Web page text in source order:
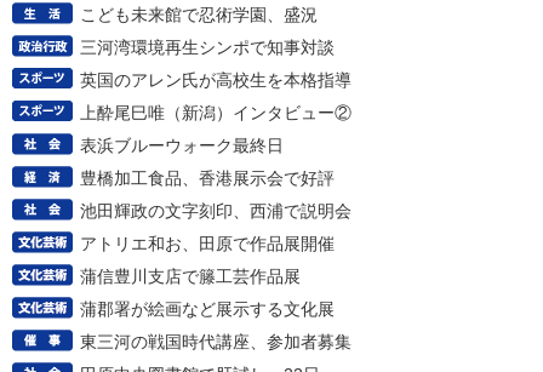
こども未来館で忍術学園、盛況
三河湾環境再生シンポで知事対談
英国のアレン氏が高校生を本格指導
上酔尾巳唯（新潟）インタビュー②
表浜ブルーウォーク最終日
豊橋加工食品、香港展示会で好評
池田輝政の文字刻印、西浦で説明会
アトリエ和お、田原で作品展開催
蒲信豊川支店で籐工芸作品展
蒲郡署が絵画など展示する文化展
東三河の戦国時代講座、参加者募集